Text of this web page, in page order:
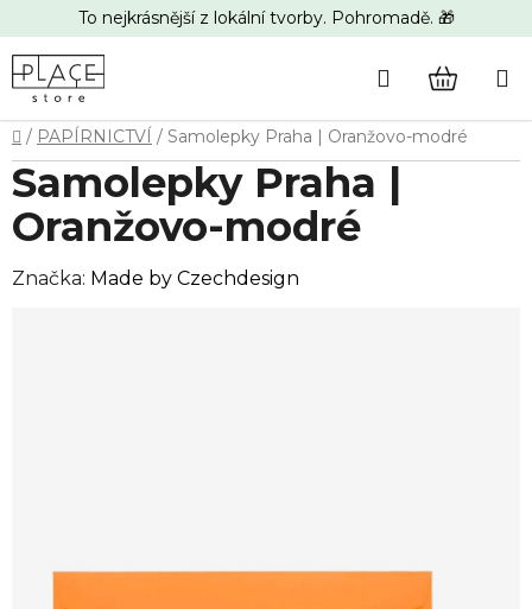
na
obsah
To nejkrásnější z lokální tvorby. Pohromadě. 🎁
Hledat
KOŠÍK
Domů
/ PAPÍRNICTVÍ / Samolepky Praha | Oranžovo-modré
Samolepky Praha |
Oranžovo-modré
Značka: Made by Czechdesign